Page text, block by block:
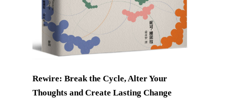
Rewire: Break the Cycle, Alter Your
Thoughts and Create Lasting Change